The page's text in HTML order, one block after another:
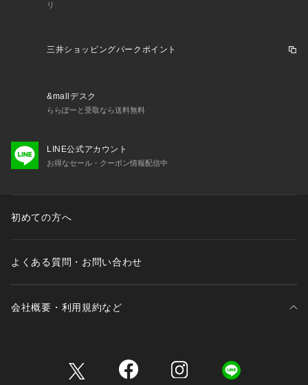
リ
三井ショッピングパークポイント
&mallデスク
ららぽーと受取なら送料無料
LINE公式アカウント
お得なセール・クーポン情報配信中
初めての方へ
よくある質問・お問い合わせ
会社概要・利用規約など